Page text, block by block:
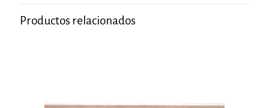
Productos relacionados